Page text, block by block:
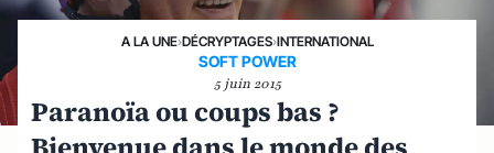
A LA UNE›DÉCRYPTAGES›INTERNATIONAL
SOFT POWER
5 juin 2015
Paranoïa ou coups bas ?